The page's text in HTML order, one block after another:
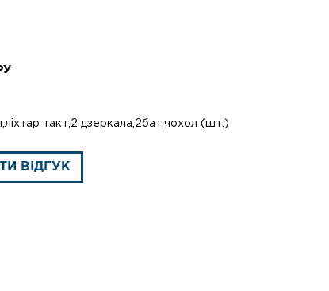
такт,2 дзеркала,2бат,чохол (шт.)
ВІДГУК